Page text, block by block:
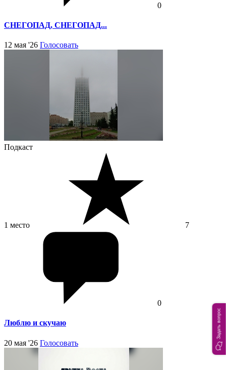
0
СНЕГОПАД, СНЕГОПАД...
12 мая '26 Голосовать
Подкаст
1 место 7
0
Люблю и скучаю
20 мая '26 Голосовать
Задать вопрос